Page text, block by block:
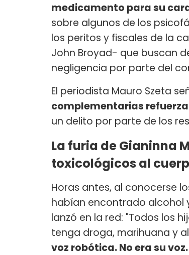
medicamento para su
sobre algunos de los
los peritos y fiscales de la
John Broyad- que buscan
negligencia por parte del
El periodista Mauro Szeta
complementarias
un delito por parte de los
La furia de Gianinna
toxicológicos al
Horas antes, al conocerse
habían encontrado alcohol
lanzó en la red: "Todos los
tenga droga, marihuana y
voz robótica. No era su voz.